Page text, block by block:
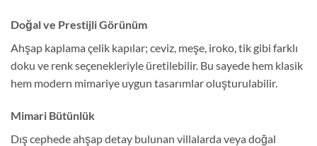
Doğal ve Prestijli Görünüm
Ahşap kaplama çelik kapılar; ceviz, meşe, iroko, tik gibi farklı
doku ve renk seçenekleriyle üretilebilir. Bu sayede hem klasik
hem modern mimariye uygun tasarımlar oluşturulabilir.
Mimari Bütünlük
Dış cephede ahşap detay bulunan villalarda veya doğal